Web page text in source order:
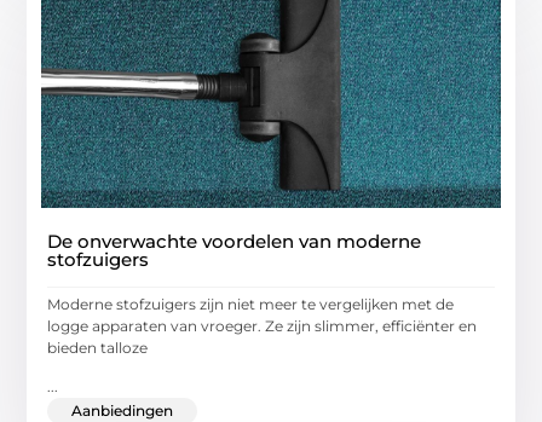
De onverwachte voordelen van moderne
stofzuigers
Moderne stofzuigers zijn niet meer te vergelijken met de
logge apparaten van vroeger. Ze zijn slimmer, efficiënter en
bieden talloze
...
Aanbiedingen